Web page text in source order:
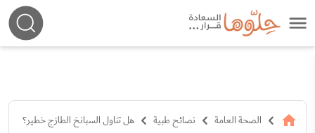
الصحة العامة نصائح طبية هل تناول السبانخ الطازج خطير؟